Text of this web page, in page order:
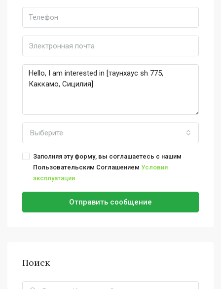
Выберите
Заполняя эту форму, вы соглашаетесь с нашим
Пользовательским Соглашением Условия
эксплуатации
Отправить сообщение
Поиск